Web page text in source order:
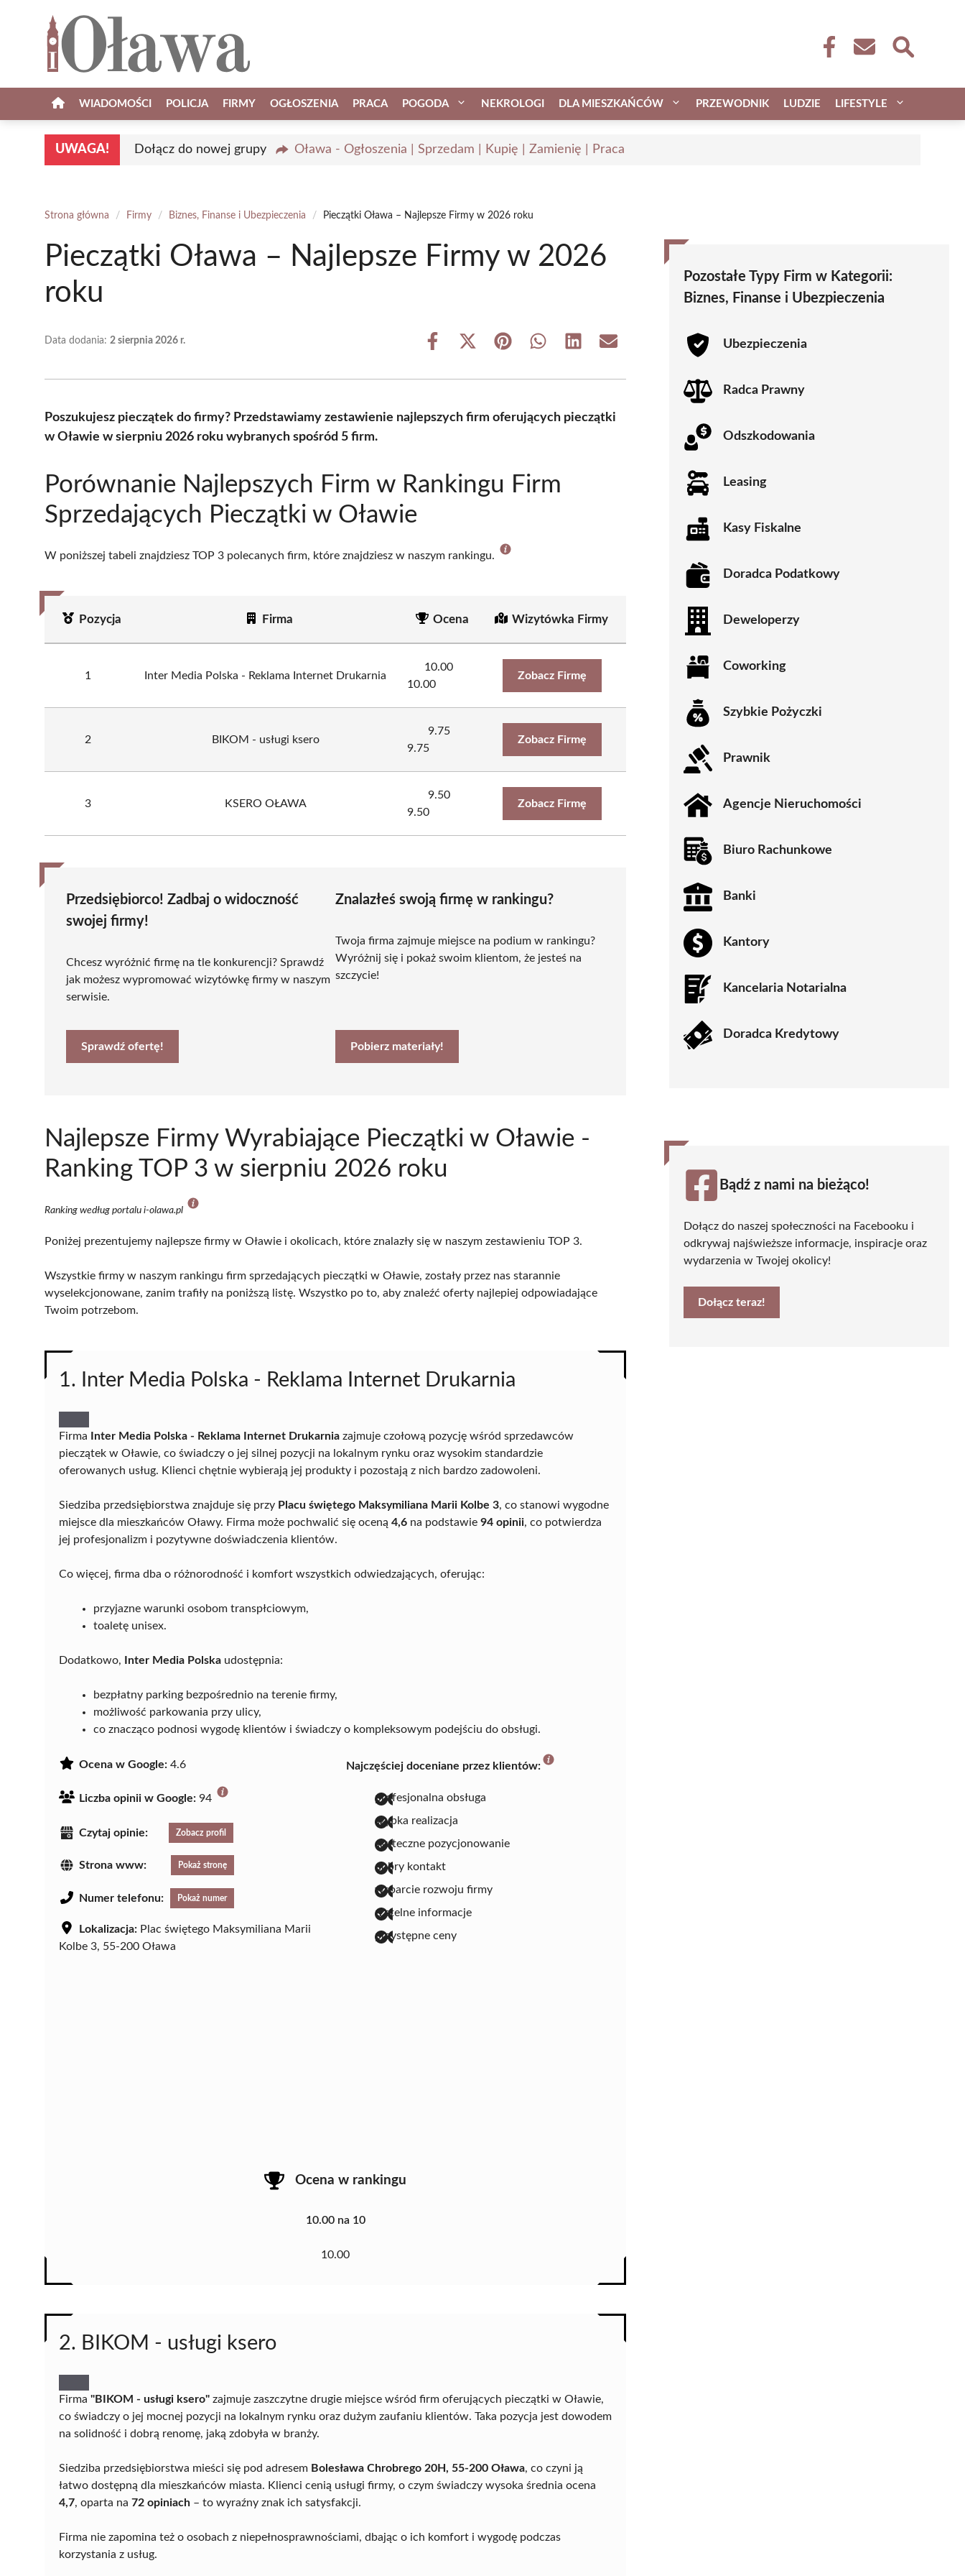
WIADOMOŚCI POLICJA FIRMY OGŁOSZENIA PRACA POGODA NEKROLOGI DLA MIESZKAŃCÓW PRZEWODNIK LUDZIE LIFESTYLE
UWAGA! Dołącz do nowej grupy Oława - Ogłoszenia | Sprzedam | Kupię | Zamienię | Praca
Strona główna / Firmy / Biznes, Finanse i Ubezpieczenia / Pieczątki Oława – Najlepsze Firmy w 2026 roku
Pieczątki Oława – Najlepsze Firmy w 2026
roku
Data dodania: 2 sierpnia 2026 r.
Share
Share
(Twitter)
Share Share Share Share
Poszukujesz pieczątek do firmy? Przedstawiamy zestawienie najlepszych firm oferujących pieczątki
w Oławie w sierpniu 2026 roku wybranych spośród 5 firm.
Porównanie Najlepszych Firm w Rankingu Firm
Sprzedających Pieczątki w Oławie
W poniższej tabeli znajdziesz TOP 3 polecanych firm, które znajdziesz w naszym rankingu.
Pozycja Firma Ocena Wizytówka Firmy
1 Inter Media Polska - Reklama Internet Drukarnia
10.00
10.00
Zobacz Firmę
2 BIKOM - usługi ksero
9.75
9.75
Zobacz Firmę
3 KSERO OŁAWA
9.50
9.50
Zobacz Firmę
Przedsiębiorco! Zadbaj o widoczność
swojej firmy!
Chcesz wyróżnić firmę na tle konkurencji? Sprawdź
jak możesz wypromować wizytówkę firmy w naszym
serwisie.
Sprawdź ofertę!
Znalazłeś swoją firmę w rankingu?
Twoja firma zajmuje miejsce na podium w rankingu?
Wyróżnij się i pokaż swoim klientom, że jesteś na
szczycie!
Pobierz materiały!
Najlepsze Firmy Wyrabiające Pieczątki w Oławie -
Ranking TOP 3 w sierpniu 2026 roku
Ranking według portalu i-olawa.pl
Poniżej prezentujemy najlepsze firmy w Oławie i okolicach, które znalazły się w naszym zestawieniu TOP 3.
Wszystkie firmy w naszym rankingu firm sprzedających pieczątki w Oławie, zostały przez nas starannie
wyselekcjonowane, zanim trafiły na poniższą listę. Wszystko po to, aby znaleźć oferty najlepiej odpowiadające
Twoim potrzebom.
1. Inter Media Polska - Reklama Internet Drukarnia
Firma Inter Media Polska - Reklama Internet Drukarnia zajmuje czołową pozycję wśród sprzedawców
pieczątek w Oławie, co świadczy o jej silnej pozycji na lokalnym rynku oraz wysokim standardzie
oferowanych usług. Klienci chętnie wybierają jej produkty i pozostają z nich bardzo zadowoleni.
Siedziba przedsiębiorstwa znajduje się przy Placu świętego Maksymiliana Marii Kolbe 3, co stanowi wygodne
miejsce dla mieszkańców Oławy. Firma może pochwalić się oceną 4,6 na podstawie 94 opinii, co potwierdza
jej profesjonalizm i pozytywne doświadczenia klientów.
Co więcej, firma dba o różnorodność i komfort wszystkich odwiedzających, oferując:
przyjazne warunki osobom transpłciowym,
toaletę unisex.
Dodatkowo, Inter Media Polska udostępnia:
bezpłatny parking bezpośrednio na terenie firmy,
możliwość parkowania przy ulicy,
co znacząco podnosi wygodę klientów i świadczy o kompleksowym podejściu do obsługi.
Ocena w Google: 4.6
Liczba opinii w Google: 94
Czytaj opinie: Zobacz profil
Strona www: Pokaż stronę
Numer telefonu: Pokaż numer
Lokalizacja: Plac świętego Maksymiliana Marii
Kolbe 3, 55-200 Oława
Najczęściej doceniane przez klientów:
profesjonalna obsługa
szybka realizacja
skuteczne pozycjonowanie
dobry kontakt
wsparcie rozwoju firmy
rzetelne informacje
przystępne ceny
Ocena w rankingu
10.00 na 10
10.00
2. BIKOM - usługi ksero
Firma "BIKOM - usługi ksero" zajmuje zaszczytne drugie miejsce wśród firm oferujących pieczątki w Oławie,
co świadczy o jej mocnej pozycji na lokalnym rynku oraz dużym zaufaniu klientów. Taka pozycja jest dowodem
na solidność i dobrą renomę, jaką zdobyła w branży.
Siedziba przedsiębiorstwa mieści się pod adresem Bolesława Chrobrego 20H, 55-200 Oława, co czyni ją
łatwo dostępną dla mieszkańców miasta. Klienci cenią usługi firmy, o czym świadczy wysoka średnia ocena
4,7, oparta na 72 opiniach – to wyraźny znak ich satysfakcji.
Firma nie zapomina też o osobach z niepełnosprawnościami, dbając o ich komfort i wygodę podczas
korzystania z usług.
Pozostałe Typy Firm w Kategorii:
Biznes, Finanse i Ubezpieczenia
Ubezpieczenia
Radca Prawny
Odszkodowania
Leasing
Kasy Fiskalne
Doradca Podatkowy
Deweloperzy
Coworking
Szybkie Pożyczki
Prawnik
Agencje Nieruchomości
Biuro Rachunkowe
Banki
Kantory
Kancelaria Notarialna
Doradca Kredytowy
Bądź z nami na bieżąco!
Dołącz do naszej społeczności na Facebooku i
odkrywaj najświeższe informacje, inspiracje oraz
wydarzenia w Twojej okolicy!
Dołącz teraz!